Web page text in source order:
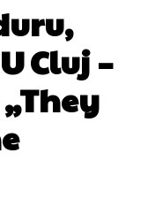
Cluj –